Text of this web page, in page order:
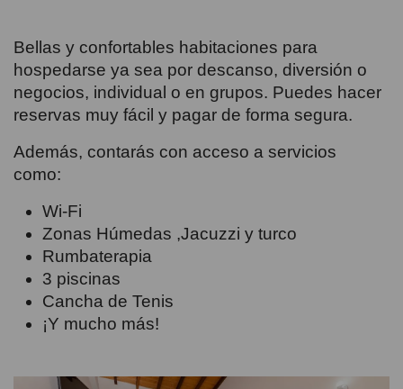
Bellas y confortables habitaciones para
hospedarse ya sea por descanso, diversión o
negocios, individual o en grupos. Puedes hacer
reservas muy fácil y pagar de forma segura.
Además, contarás con acceso a servicios
como:
Wi-Fi
Zonas Húmedas ,Jacuzzi y turco
Rumbaterapia
3 piscinas
Cancha de Tenis
¡Y mucho más!